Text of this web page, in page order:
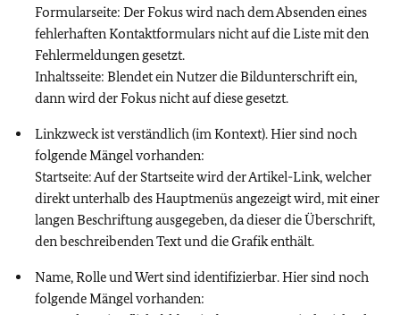
Formularseite: Der Fokus wird nach dem Absenden eines
fehlerhaften Kontaktformulars nicht auf die Liste mit den
Fehlermeldungen gesetzt.
Inhaltsseite: Blendet ein Nutzer die Bildunterschrift ein,
dann wird der Fokus nicht auf diese gesetzt.
Linkzweck ist verständlich (im Kontext). Hier sind noch
folgende Mängel vorhanden:
Startseite: Auf der Startseite wird der Artikel-Link, welcher
direkt unterhalb des Hauptmenüs angezeigt wird, mit einer
langen Beschriftung ausgegeben, da dieser die Überschrift,
den beschreibenden Text und die Grafik enthält.
Name, Rolle und Wert sind identifizierbar. Hier sind noch
folgende Mängel vorhanden: